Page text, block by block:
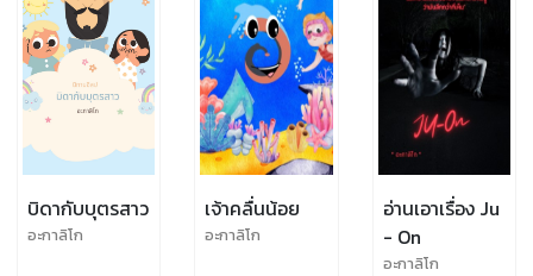
บิดากับบุตรสาว
อะกาลิโก
เจ้าคลื่นน้อย
อะกาลิโก
อ่านเอาเรื่อง Ju
- On
อะกาลิโก